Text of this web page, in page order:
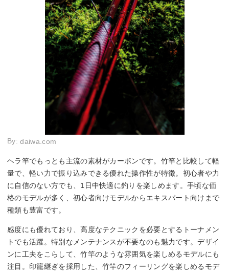
By:daiwa.com
ヘラ竿でもっとも主流の素材がカーボンです。竹竿と比較して軽
量で、軽い力で振り込みできる優れた操作性が特徴。初心者や力
に自信のない方でも、1日中快適に釣りを楽しめます。手頃な価
格のモデルが多く、初心者向けモデルからエキスパート向けまで
種類も豊富です。
感度にも優れており、高度なテクニックを必要とするトーナメン
トでも活躍。特別なメンテナンスが不要なのも魅力です。デザイ
ンに工夫をこらして、竹竿のような雰囲気を楽しめるモデルにも
注目。印籠継ぎを採用した、竹竿のフィーリングを楽しめるモデ